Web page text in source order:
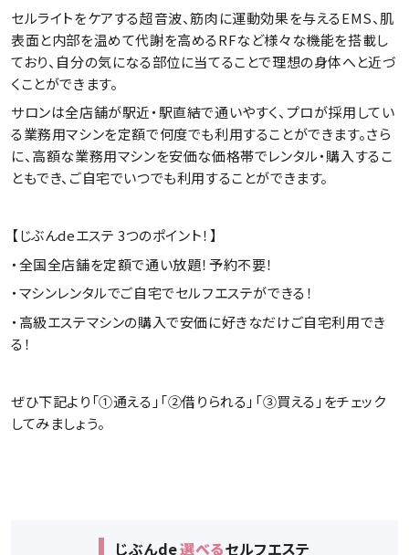
セルライトをケアする超音波、筋肉に運動効果を与えるEMS、肌
表面と内部を温めて代謝を高めるRFなど様々な機能を搭載し
ており、自分の気になる部位に当てることで理想の身体へと近づ
くことができます。
サロンは全店舗が駅近・駅直結で通いやすく、プロが採用してい
る業務用マシンを定額で何度でも利用することができます。さら
に、高額な業務用マシンを安価な価格帯でレンタル・購入するこ
ともでき、ご自宅でいつでも利用することができます。
【じぶんdeエステ 3つのポイント！】
・全国全店舗を定額で通い放題！予約不要！
・マシンレンタルでご自宅でセルフエステができる！
・高級エステマシンの購入で安価に好きなだけご自宅利用でき
る！
ぜひ下記より「①通える」「②借りられる」「③買える」をチェック
してみましょう。
じぶんde選べるセルフエステ